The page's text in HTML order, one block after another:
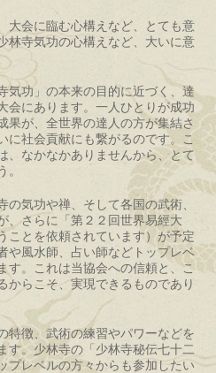
大会に臨む心構えなど、とても意
林寺気功の心構えなど、大いに意
気功」の本来の目的に近づく、達
会にあります。一人ひとりが成功
果が、全世界の達人の方が集結さ
に社会貢献にも繋がるのです。こ
、なかなかありませんから、とて
。
の気功や禅、そして各国の武術、
、さらに「第２２回世界易經大
ことを依頼されています）が予定
や風水師、占い師などトップレベ
す。これは当協会への信頼と、こ
からこそ、実現できるものであり
特徴、武術の練習やパワーなどを
す。少林寺の「少林寺秘伝七十二
プレベルの方々からも参加したい